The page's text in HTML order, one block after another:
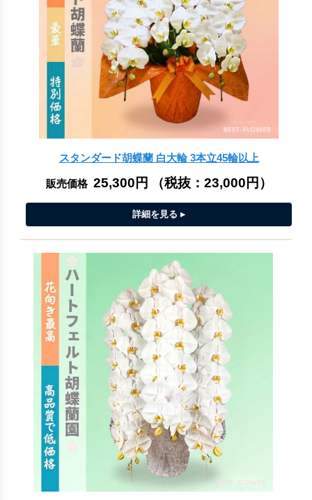
スタンダード胡蝶蘭 白大輪 3本立45輪以上
販売価格 25,300円 （税抜： 23,000円 ）